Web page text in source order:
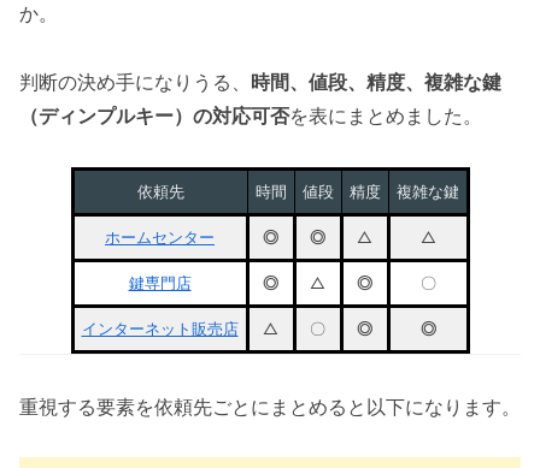
か。
判断の決め手になりうる、 時間、値段、精度、複雑な鍵
（ディンプルキー）の対応可否を表にまとめました。
依頼先 時間 値段 精度 複雑な鍵
ホームセンター ◎ ◎ △ △
鍵専門店 ◎ △ ◎ 〇
インターネット販売店 △ 〇 ◎ ◎
重視する要素を依頼先ごとにまとめると以下になります。